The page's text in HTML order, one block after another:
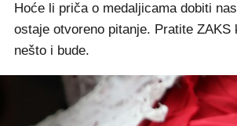
Hoće li priča o medaljicama dobiti
ostaje otvoreno pitanje. Pratite ZAKS
nešto i bude.